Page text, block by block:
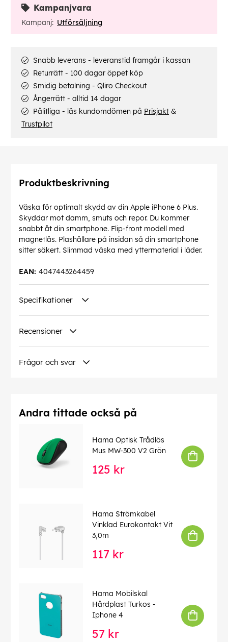
Kampanjvara
Kampanj: Utförsäljning
Snabb leverans - leveranstid framgår i kassan
Returrätt - 100 dagar öppet köp
Smidig betalning - Qliro Checkout
Ångerrätt - alltid 14 dagar
Pålitliga - läs kundomdömen på Prisjakt &
Trustpilot
Produktbeskrivning
Väska för optimalt skydd av din Apple iPhone 6 Plus.
Skyddar mot damm, smuts och repor. Du kommer
snabbt åt din smartphone. Flip-front modell med
magnetlås. Plashållare på insidan så din smartphone
sitter säkert. Slimmad väska med yttermaterial i läder.
4047443264459
EAN:
Specifikationer
Recensioner
Frågor och svar
Andra tittade också på
Hama Optisk Trådlös
Mus MW-300 V2 Grön
125 kr
Hama Strömkabel
Vinklad Eurokontakt Vit
3,0m
117 kr
Hama Mobilskal
Hårdplast Turkos -
Iphone 4
57 kr